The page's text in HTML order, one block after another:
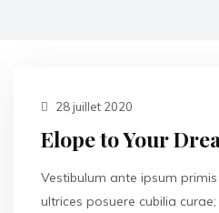
28 juillet 2020
Elope to Your
Vestibulum ante ipsum
ultrices posuere cubilia